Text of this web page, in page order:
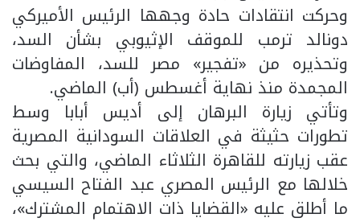
وحركت انتقادات حادة وجهها الرئيس الأميركي
دونالد ترمب للموقف الإثيوبي بشأن السد،
وتحذيره من «تفجير» مصر للسد، المفاوضات
المجمدة منذ نهاية أغسطس (أب) الماضي.
وتأتي زيارة البرهان إلى أديس أبابا وسط
تطورات حثيثة في العلاقات السودانية المصرية
عقب زيارته للقاهرة الثلاثاء الماضي، والتي بحث
خلالها مع الرئيس المصري عبد الفتاح السيسي
ما أطلق عليه «القضايا ذات الاهتمام المشترك»،